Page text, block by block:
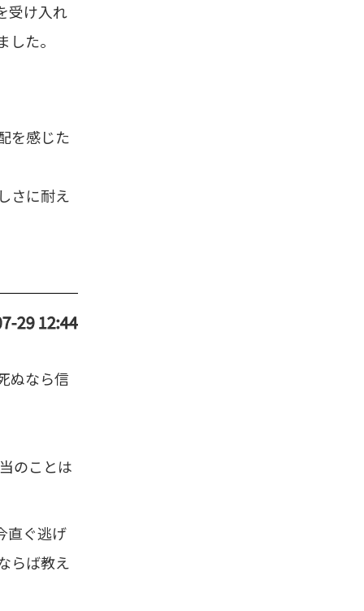
受け入れ
た。
を感じた
さに耐え
29 12:44
ぬなら信
のことは
直ぐ逃げ
らば教え